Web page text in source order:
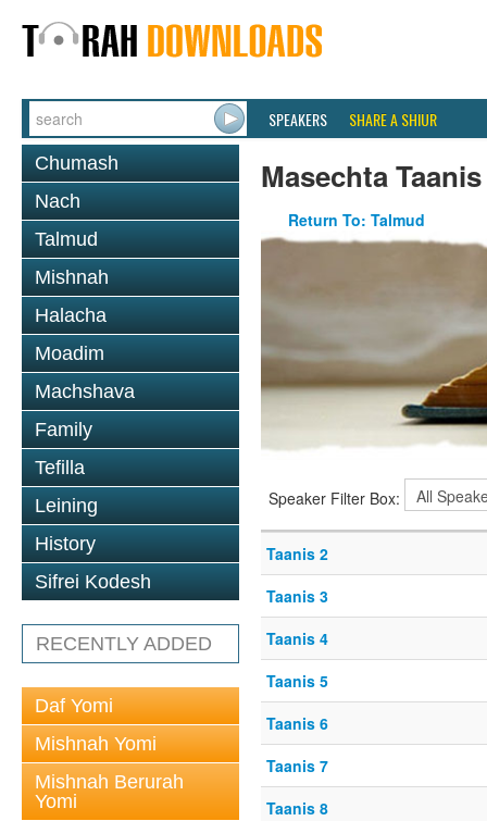
SPEAKERS SHARE A SHIUR
Chumash
Nach
Talmud
Mishnah
Halacha
Moadim
Machshava
Family
Tefilla
Leining
History
Sifrei Kodesh
RECENTLY ADDED
Daf Yomi
Mishnah Yomi
Mishnah Berurah
Yomi
Masechta Taanis
Return To: Talmud
Speaker Filter Box:
Taanis 2
Taanis 3
Taanis 4
Taanis 5
Taanis 6
Taanis 7
Taanis 8